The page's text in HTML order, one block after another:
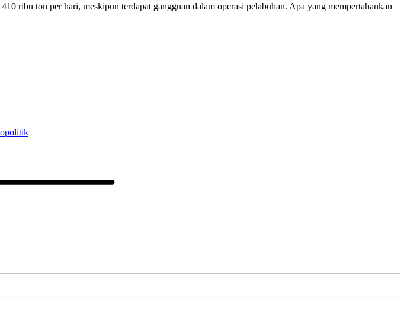
ribu ton per hari, meskipun terdapat gangguan dalam operasi pelabuhan. Apa yang mempertahankan